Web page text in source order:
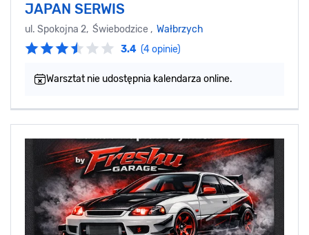
JAPAN SERWIS
ul. Spokojna 2, Świebodzice , Wałbrzych
3.4 (4 opinie)
Warsztat nie udostępnia kalendarza online.